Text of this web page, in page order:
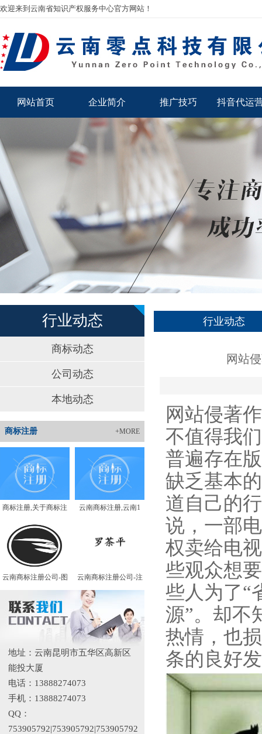
欢迎来到云南省知识产权服务中心官方网站！
网站首页 企业简介 推广技巧 抖音代运
行业动态
商标动态
公司动态
本地动态
+MORE
商标注册
商标注册,关于商标注 云南商标注册,云南1
云南商标注册公司-图 云南商标注册公司-注
地址：云南昆明市五华区高新区
能投大厦
电话：13888274073
手机：13888274073
QQ：
753905792|753905792|753905792
行业动态
网站
网站侵著
不值得我
普遍存在
缺乏基本
道自己的
说，一部
权卖给电
些观众想
些人为了“
源”。却不
热情，也
条的良好